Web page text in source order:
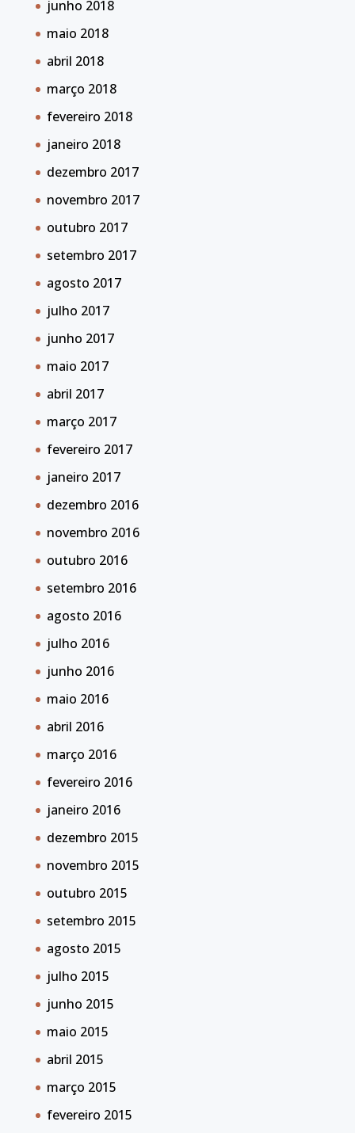
junho 2018
maio 2018
abril 2018
março 2018
fevereiro 2018
janeiro 2018
dezembro 2017
novembro 2017
outubro 2017
setembro 2017
agosto 2017
julho 2017
junho 2017
maio 2017
abril 2017
março 2017
fevereiro 2017
janeiro 2017
dezembro 2016
novembro 2016
outubro 2016
setembro 2016
agosto 2016
julho 2016
junho 2016
maio 2016
abril 2016
março 2016
fevereiro 2016
janeiro 2016
dezembro 2015
novembro 2015
outubro 2015
setembro 2015
agosto 2015
julho 2015
junho 2015
maio 2015
abril 2015
março 2015
fevereiro 2015